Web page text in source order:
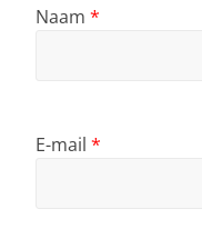
Naam *
E-mail *